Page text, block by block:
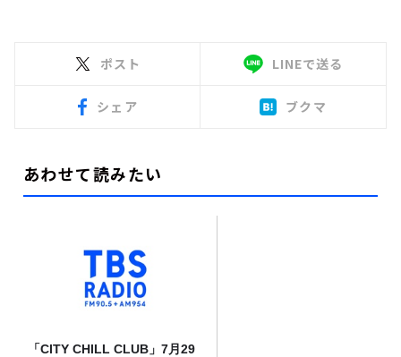
ポスト LINEで送る
シェア ブクマ
あわせて読みたい
「CITY CHILL CLUB」7月29